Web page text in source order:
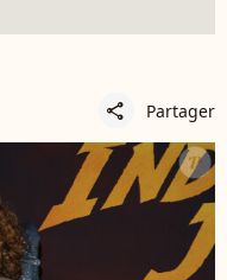
share Partager